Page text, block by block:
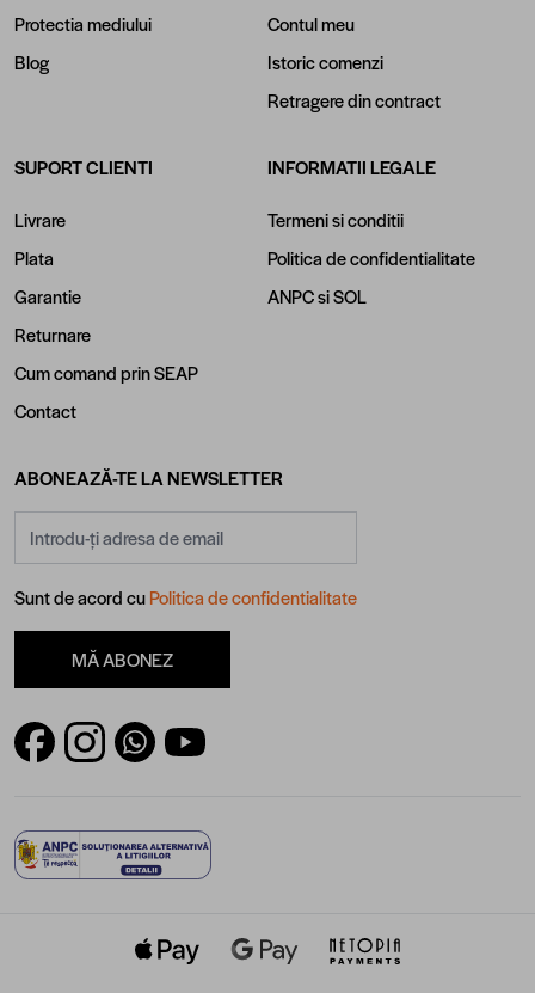
Protectia mediului
Blog
Contul meu
Istoric comenzi
Retragere din contract
SUPORT CLIENTI
Livrare
Plata
Garantie
Returnare
Cum comand prin SEAP
Contact
INFORMATII LEGALE
Termeni si conditii
Politica de confidentialitate
ANPCsiSOL
ABONEAZĂ-TE LA NEWSLETTER
Sunt de acord cuPolitica de confidentialitate
MĂ ABONEZ